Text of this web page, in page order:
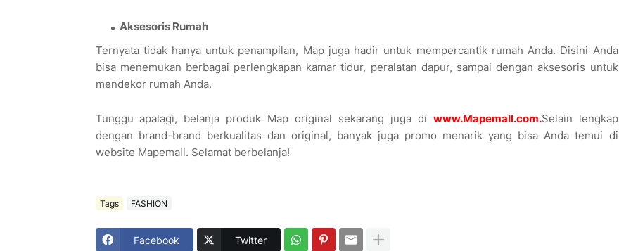
Aksesoris Rumah
Ternyata tidak hanya untuk penampilan, Map juga hadir untuk mempercantik rumah Anda. Disini Anda
bisa menemukan berbagai perlengkapan kamar tidur, peralatan dapur, sampai dengan aksesoris untuk
mendekor rumah Anda.
Tunggu apalagi, belanja produk Map original sekarang juga di www.Mapemall.com.Selain lengkap
dengan brand-brand berkualitas dan original, banyak juga promo menarik yang bisa Anda temui di
website Mapemall. Selamat berbelanja!
Tags FASHION
Facebook Twitter